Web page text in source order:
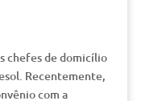
chefes de domicílio
Recentemente,
com a